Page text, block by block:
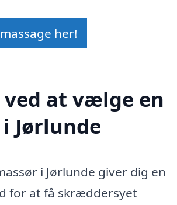
her!
ved at vælge en
Jørlunde
i Jørlunde giver dig en
for at få skræddersyet